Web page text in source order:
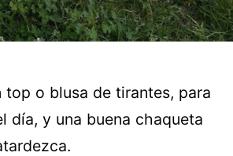
top o blusa de tirantes, para
día, y una buena chaqueta